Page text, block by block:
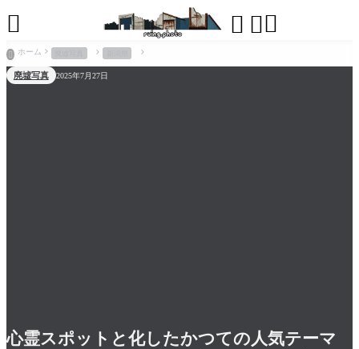
 

 ホーム
廃墟写真 2025年7月27日
心霊スポットと化したかつての人気テーマ